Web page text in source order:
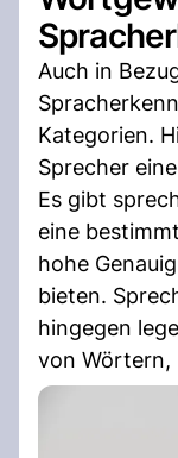
Auch in
Kategorien.
Sprecher
Es gibt
eine
hohe
bieten.
hingegen
von Wörtern,